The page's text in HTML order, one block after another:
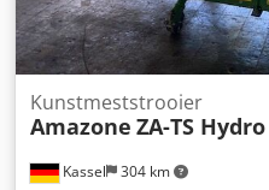
Kassel 304 km
Kunstmeststrooier
Amazone ZA-TS